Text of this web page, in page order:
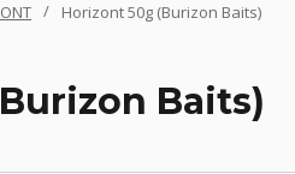
Horizont 50g (Burizon Baits)
Baits)